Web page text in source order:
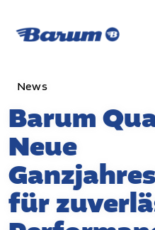
News
Barum
Neue
für